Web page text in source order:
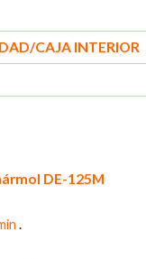
CAJA INTERIOR
DE-125M
.